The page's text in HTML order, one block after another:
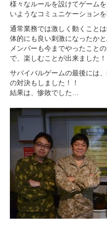
様々なルールを設けてゲーム
いようなコミュニケーション
通常業務では激しく動くこと
体的にも良い刺激になったかと
メンバーも今までやったこと
で、楽しむことが出来ました！
サバイバルゲームの最後には
の対決もしました！！
結果は、惨敗でした…